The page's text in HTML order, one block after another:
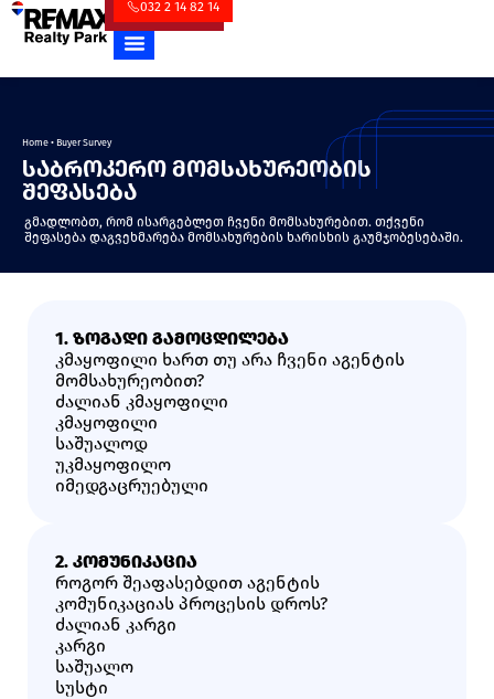
032 2 14 82 14
Home • Buyer Survey
საბროკერო მომსახურეობის
შეფასება
გმადლობთ, რომ ისარგებლეთ ჩვენი მომსახურებით. თქვენი
შეფასება დაგვეხმარება მომსახურების ხარისხის გაუმჯობესებაში.
REVIEW US ON GOOGLE
1. ᲖᲝᲒᲐᲓᲘ ᲒᲐᲛᲝᲪᲓᲘᲚᲔᲑᲐ
კმაყოფილი ხართ თუ არა ჩვენი აგენტის
მომსახურეობით?
Ძალიან Კმაყოფილი
Კმაყოფილი
Საშუალოდ
Უკმაყოფილო
Იმედგაცრუებული
2. ᲙᲝᲛᲣᲜᲘᲙᲐᲪᲘᲐ
როგორ შეაფასებდით აგენტის
კომუნიკაციას პროცესის დროს?
Ძალიან Კარგი
Კარგი
Საშუალო
Სუსტი